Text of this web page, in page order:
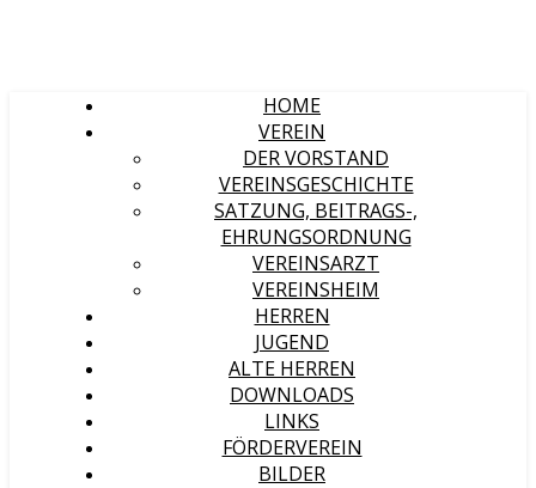
HOME
VEREIN
DER VORSTAND
VEREINSGESCHICHTE
SATZUNG, BEITRAGS-,
EHRUNGSORDNUNG
VEREINSARZT
VEREINSHEIM
HERREN
JUGEND
ALTE HERREN
DOWNLOADS
LINKS
FÖRDERVEREIN
BILDER